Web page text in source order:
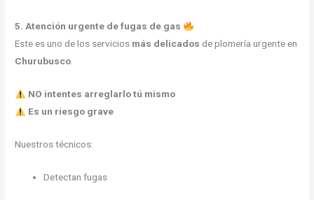
5. Atención urgente de fugas de gas
Este es uno de los servicios más delicados de plomería urgente en
Churubusco.
NO intentes arreglarlo tú mismo
Es un riesgo grave
Nuestros técnicos:
Detectan fugas